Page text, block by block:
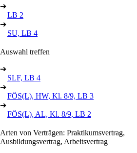
➔
LB 2
➔
SU, LB 4
Auswahl treffen
➔
SLF, LB 4
➔
FÖS(L), HW, Kl. 8/9, LB 3
➔
FÖS(L), AL, Kl. 8/9, LB 2
Arten von Verträgen: Praktikumsvertrag,
Ausbildungsvertrag, Arbeitsvertrag